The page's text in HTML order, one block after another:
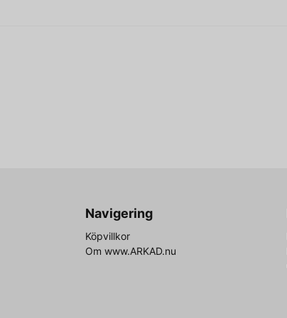
Navigering
Köpvillkor
Om www.ARKAD.nu